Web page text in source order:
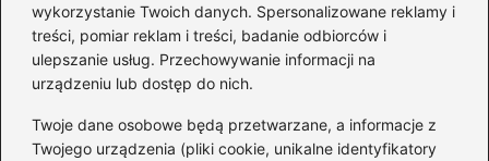
wykorzystanie Twoich danych. Spersonalizowane reklamy i
treści, pomiar reklam i treści, badanie odbiorców i
ulepszanie usług. Przechowywanie informacji na
urządzeniu lub dostęp do nich.
Twoje dane osobowe będą przetwarzane, a informacje z
Twojego urządzenia (pliki cookie, unikalne identyfikatory
Monika Stefaniuk
czterech kołach, dwóch kołach i wszystkim, co ma silnik,
charakter i potrafi wzbudzić emocje. Blog stopquadom.pl to